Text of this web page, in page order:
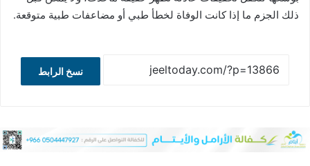
ذلك الجزم ما إذا كانت الوفاة لخطأ طبي أو مضاعفات طبية متوقعة.
نسخ الرابط